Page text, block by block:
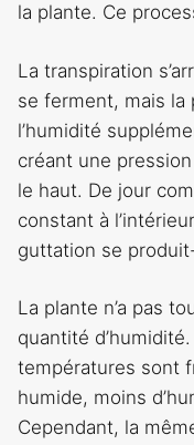
la plante. Ce
La transpiration
se ferment, mais la
l’humidité
créant une
le haut. De jour
constant à
guttation se
La plante n’a pas
quantité
températures sont
humide, moins
Cependant, la